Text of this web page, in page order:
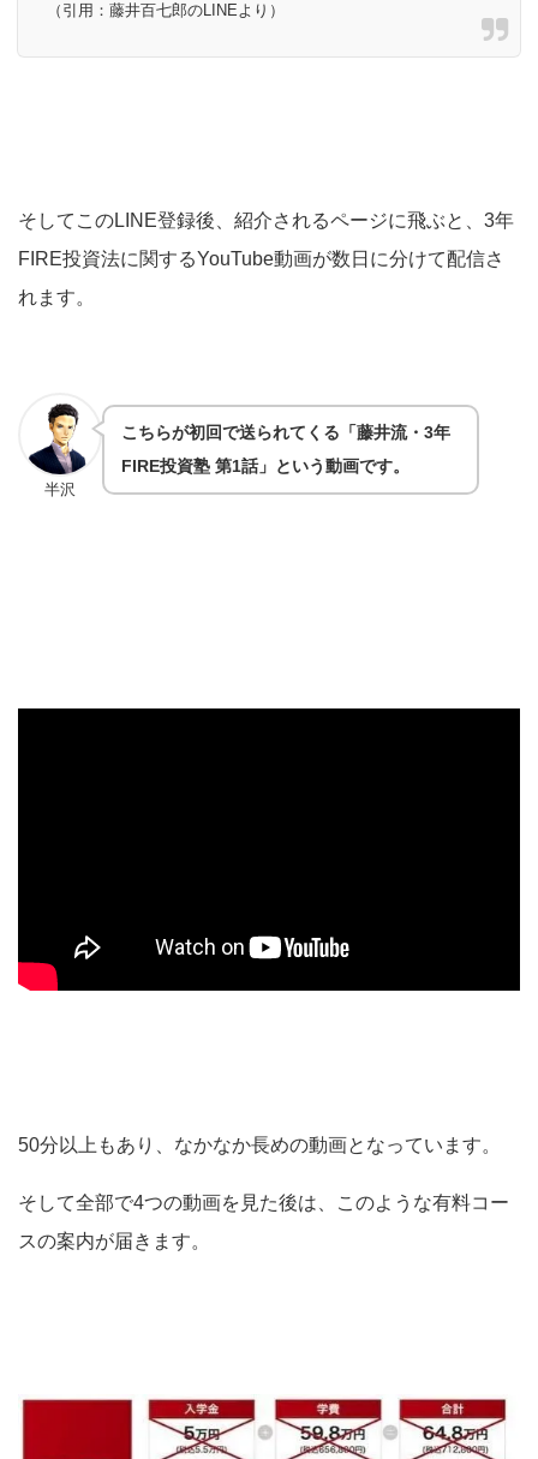
（引用：藤井百七郎のLINEより）
そしてこのLINE登録後、紹介されるページに飛ぶと、3年
FIRE投資法に関するYouTube動画が数日に分けて配信さ
れます。
半沢
こちらが初回で送られてくる「藤井流・3年
FIRE投資塾 第1話」という動画です。
50分以上もあり、なかなか長めの動画となっています。
そして全部で4つの動画を見た後は、このような有料コー
スの案内が届きます。